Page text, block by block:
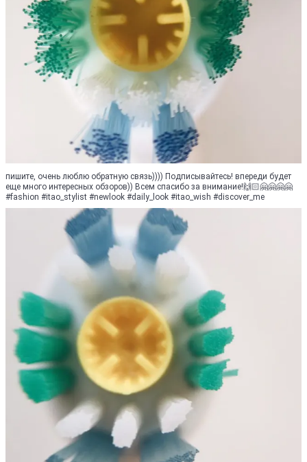
пишите, очень люблю обратную связь)))) Подписывайтесь! впереди будет
еще много интересных обзоров)) Всем спасибо за внимание!🙌🏻🤗🤗🤗🤗
#fashion #itao_stylist #newlook #daily_look #itao_wish #discover_me